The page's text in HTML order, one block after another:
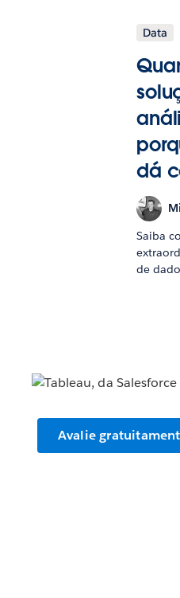
Data
dá
Saiba
de
Avalie